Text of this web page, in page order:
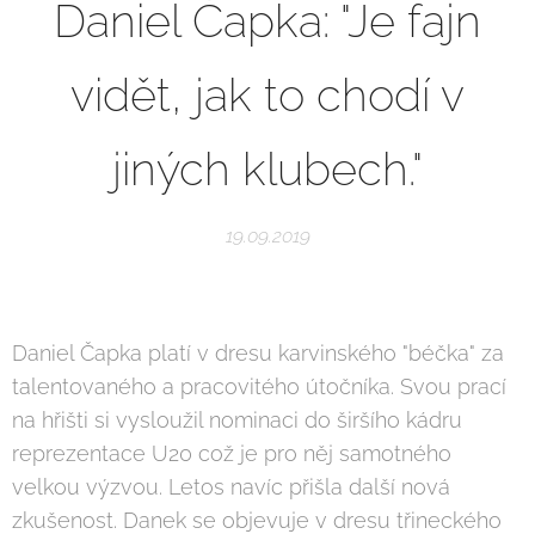
Daniel Čapka: "Je fajn
vidět, jak to chodí v
jiných klubech."
19.09.2019
Daniel Čapka platí v dresu karvinského "béčka" za
talentovaného a pracovitého útočníka. Svou prací
na hřišti si vysloužil nominaci do širšího kádru
reprezentace U20 což je pro něj samotného
velkou výzvou. Letos navíc přišla další nová
zkušenost. Danek se objevuje v dresu třineckého